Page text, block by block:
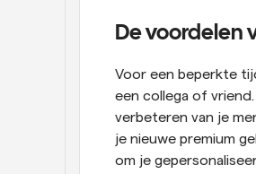
De voordelen
Voor een beperkte
een collega of
verbeteren van je
je nieuwe premium
om je